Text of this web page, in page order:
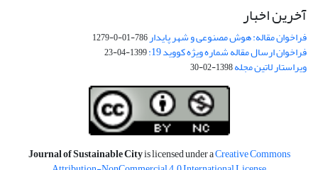
آخرین اخبار
فراخوان مقاله: هوش مصنوعی و شهر پایدار786-01-0-1279
فراخوان ارسال مقاله شماره ویژه کووید 19: 1399-04-23
ویراستار لاتین مجله1398-02-30
Journal of Sustainable Cityis licensed under aCreative Commons